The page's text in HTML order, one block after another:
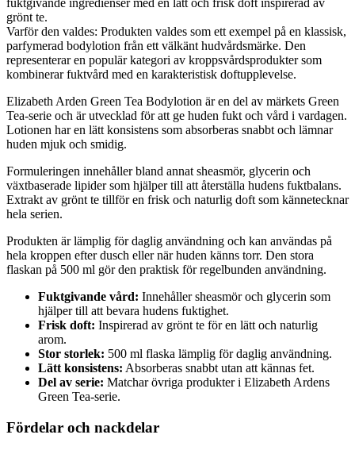
fuktgivande ingredienser med en lätt och frisk doft inspirerad av
grönt te.
Varför den valdes: Produkten valdes som ett exempel på en klassisk,
parfymerad bodylotion från ett välkänt hudvårdsmärke. Den
representerar en populär kategori av kroppsvårdsprodukter som
kombinerar fuktvård med en karakteristisk doftupplevelse.
Elizabeth Arden Green Tea Bodylotion är en del av märkets Green
Tea-serie och är utvecklad för att ge huden fukt och vård i vardagen.
Lotionen har en lätt konsistens som absorberas snabbt och lämnar
huden mjuk och smidig.
Formuleringen innehåller bland annat sheasmör, glycerin och
växtbaserade lipider som hjälper till att återställa hudens fuktbalans.
Extrakt av grönt te tillför en frisk och naturlig doft som kännetecknar
hela serien.
Produkten är lämplig för daglig användning och kan användas på
hela kroppen efter dusch eller när huden känns torr. Den stora
flaskan på 500 ml gör den praktisk för regelbunden användning.
Fuktgivande vård: Innehåller sheasmör och glycerin som
hjälper till att bevara hudens fuktighet.
Frisk doft: Inspirerad av grönt te för en lätt och naturlig
arom.
Stor storlek: 500 ml flaska lämplig för daglig användning.
Lätt konsistens: Absorberas snabbt utan att kännas fet.
Del av serie: Matchar övriga produkter i Elizabeth Ardens
Green Tea-serie.
Fördelar och nackdelar